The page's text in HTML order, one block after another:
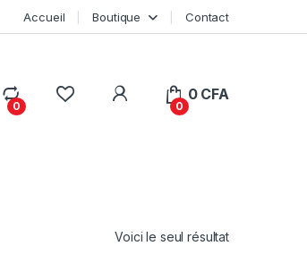
Accueil Boutique Contact
0
My Account
0
0 CFA
Voici le seul résultat